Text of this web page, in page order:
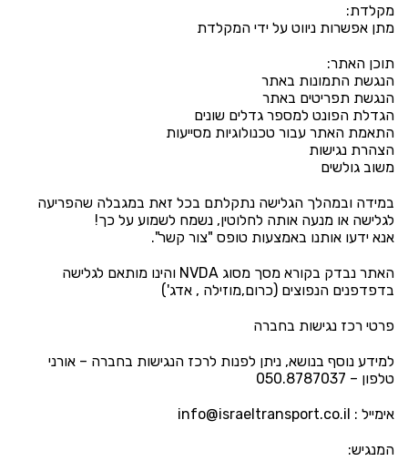
מקלדת:
מתן אפשרות ניווט על ידי המקלדת
תוכן האתר:
הנגשת התמונות באתר
הנגשת תפריטים באתר
הגדלת הפונט למספר גדלים שונים
התאמת האתר עבור טכנולוגיות מסייעות
הצהרת נגישות
משוב גולשים
במידה ובמהלך הגלישה נתקלתם בכל זאת במגבלה שהפריעה
לגלישה או מנעה אותה לחלוטין, נשמח לשמוע על כך!
אנא ידעו אותנו באמצעות טופס "צור קשר".
האתר נבדק בקורא מסך מסוג NVDA והינו מותאם לגלישה
בדפדפנים הנפוצים (כרום,מוזילה , אדג')
פרטי רכז נגישות בחברה
למידע נוסף בנושא, ניתן לפנות לרכז הנגישות בחברה – אורני
טלפון – 050.8787037
אימייל : info@israeltransport.co.il
המנגיש: